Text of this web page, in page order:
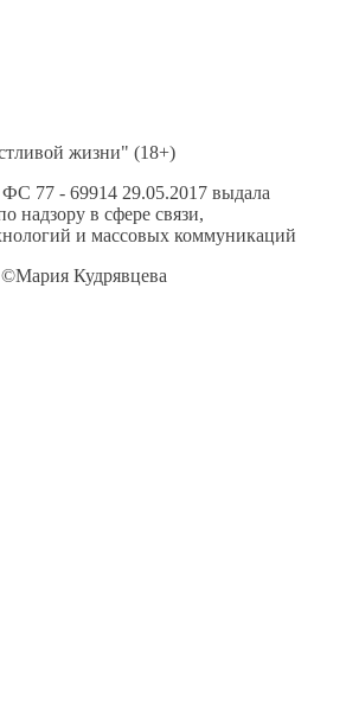
жизни" (18+)
77 - 69914 29.05.2017 выдала
надзору в сфере связи,
и массовых коммуникаций
Кудрявцева